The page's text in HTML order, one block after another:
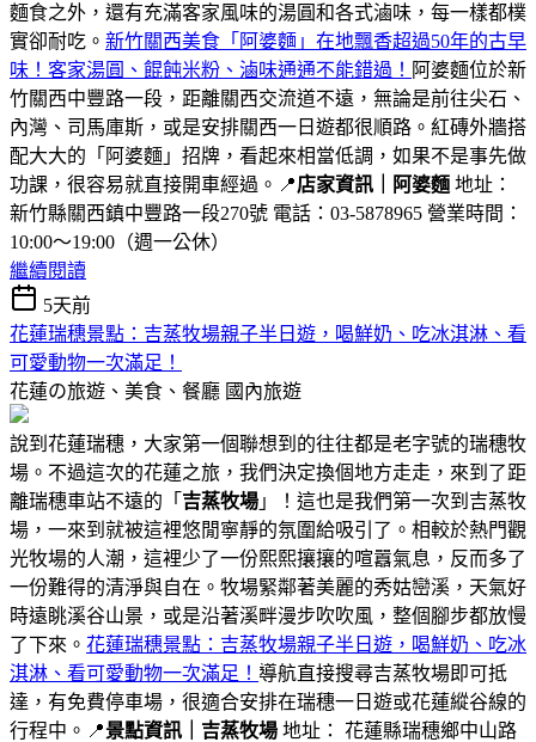
麵食之外，還有充滿客家風味的湯圓和各式滷味，每一樣都樸
實卻耐吃。 新竹關西美食「阿婆麵」在地飄香超過50年的古早
味！客家湯圓、餛飩米粉、滷味通通不能錯過！ 阿婆麵位於新
竹關西中豐路一段，距離關西交流道不遠，無論是前往尖石、
內灣、司馬庫斯，或是安排關西一日遊都很順路。紅磚外牆搭
配大大的「阿婆麵」招牌，看起來相當低調，如果不是事先做
功課，很容易就直接開車經過。📍店家資訊｜阿婆麵 地址：
新竹縣關西鎮中豐路一段270號 電話：03-5878965 營業時間：
10:00～19:00（週一公休）
繼續閱讀
5天前
花蓮瑞穗景點：吉蒸牧場親子半日遊，喝鮮奶、吃冰淇淋、看
可愛動物一次滿足！
花蓮の旅遊、美食、餐廳 國內旅遊
說到花蓮瑞穗，大家第一個聯想到的往往都是老字號的瑞穗牧
場。不過這次的花蓮之旅，我們決定換個地方走走，來到了距
離瑞穗車站不遠的「 吉蒸牧場 」！這也是我們第一次到吉蒸牧
場，一來到就被這裡悠閒寧靜的氛圍給吸引了。相較於熱門觀
光牧場的人潮，這裡少了一份熙熙攘攘的喧囂氣息，反而多了
一份難得的清淨與自在。牧場緊鄰著美麗的秀姑巒溪，天氣好
時遠眺溪谷山景，或是沿著溪畔漫步吹吹風，整個腳步都放慢
了下來。 花蓮瑞穗景點：吉蒸牧場親子半日遊，喝鮮奶、吃冰
淇淋、看可愛動物一次滿足！ 導航直接搜尋吉蒸牧場即可抵
達，有免費停車場，很適合安排在瑞穗一日遊或花蓮縱谷線的
行程中。📍景點資訊｜吉蒸牧場 地址： 花蓮縣瑞穗鄉中山路